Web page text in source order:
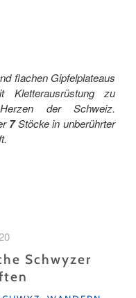
flachen Gipfelplateaus
zu
der Schweiz.
7Stöcke in unberührter
Schwyzer